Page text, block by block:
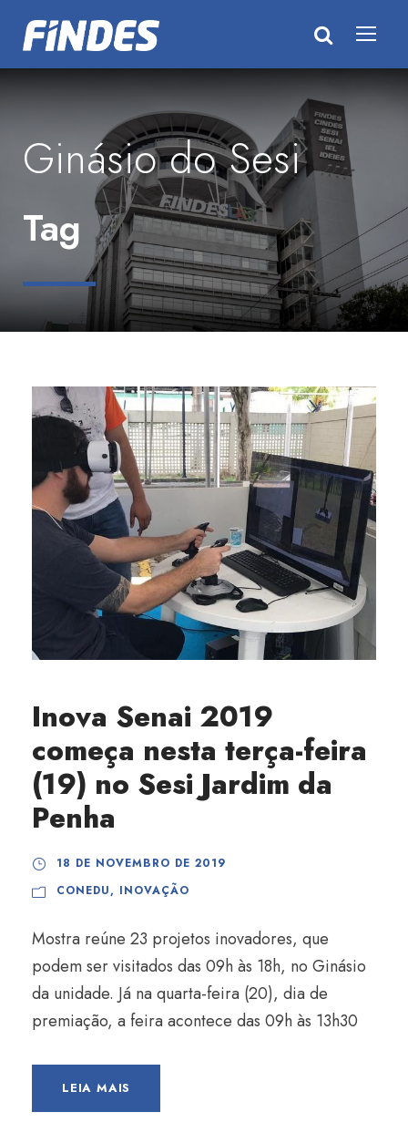
Ginásio do Sesi
Tag
Inova Senai 2019
começa nesta terça-feira
(19) no Sesi Jardim da
Penha
18 DE NOVEMBRO DE 2019
CONEDU, INOVAÇÃO
Mostra reúne 23 projetos inovadores, que
podem ser visitados das 09h às 18h, no Ginásio
da unidade. Já na quarta-feira (20), dia de
premiação, a feira acontece das 09h às 13h30
LEIA MAIS